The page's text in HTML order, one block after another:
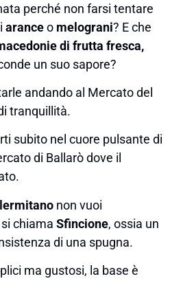
perché non farsi tentare
aranceo melograni? E che
di frutta fresca,
un suo sapore?
andando al Mercato del
tranquillità.
subito nel cuore pulsante di
di Ballarò dove il
non vuoi
chiama Sfincione, ossia un
di una spugna.
ma gustosi, la base è